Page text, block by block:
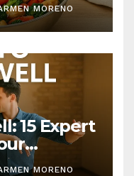
MORENO
15 Expert
MORENO